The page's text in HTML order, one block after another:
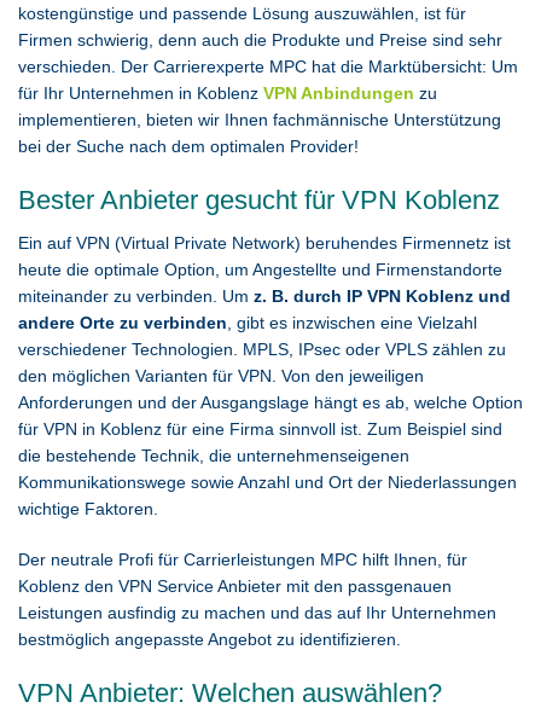
kostengünstige und passende Lösung auszuwählen, ist für
Firmen schwierig, denn auch die Produkte und Preise sind sehr
verschieden. Der Carrierexperte MPC hat die Marktübersicht: Um
für Ihr Unternehmen in Koblenz VPN Anbindungen zu
implementieren, bieten wir Ihnen fachmännische Unterstützung
bei der Suche nach dem optimalen Provider!
Bester Anbieter gesucht für VPN Koblenz
Ein auf VPN (Virtual Private Network) beruhendes Firmennetz ist
heute die optimale Option, um Angestellte und Firmenstandorte
miteinander zu verbinden. Um z. B. durch IP VPN Koblenz und
andere Orte zu verbinden , gibt es inzwischen eine Vielzahl
verschiedener Technologien. MPLS, IPsec oder VPLS zählen zu
den möglichen Varianten für VPN. Von den jeweiligen
Anforderungen und der Ausgangslage hängt es ab, welche Option
für VPN in Koblenz für eine Firma sinnvoll ist. Zum Beispiel sind
die bestehende Technik, die unternehmenseigenen
Kommunikationswege sowie Anzahl und Ort der Niederlassungen
wichtige Faktoren.
Der neutrale Profi für Carrierleistungen MPC hilft Ihnen, für
Koblenz den VPN Service Anbieter mit den passgenauen
Leistungen ausfindig zu machen und das auf Ihr Unternehmen
bestmöglich angepasste Angebot zu identifizieren.
VPN Anbieter: Welchen auswählen?